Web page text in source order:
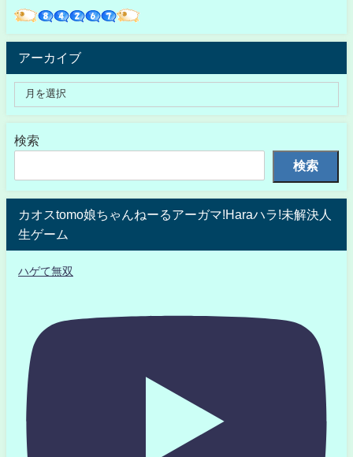
アーカイブ
検索
検索
カオスtomo娘ちゃんねーるアーガマ!Haraハラ!未解決人
生ゲーム
ハゲて無双